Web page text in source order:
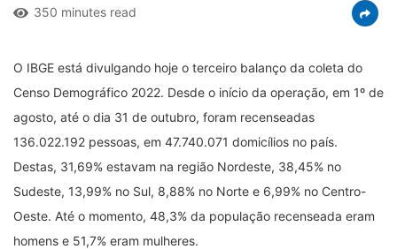
350 minutes read
O IBGE está divulgando hoje o terceiro balanço da coleta do
Censo Demográfico 2022. Desde o início da operação, em 1º de
agosto, até o dia 31 de outubro, foram recenseadas
136.022.192 pessoas, em 47.740.071 domicílios no país.
Destas, 31,69% estavam na região Nordeste, 38,45% no
Sudeste, 13,99% no Sul, 8,88% no Norte e 6,99% no Centro-
Oeste. Até o momento, 48,3% da população recenseada eram
homens e 51,7% eram mulheres.